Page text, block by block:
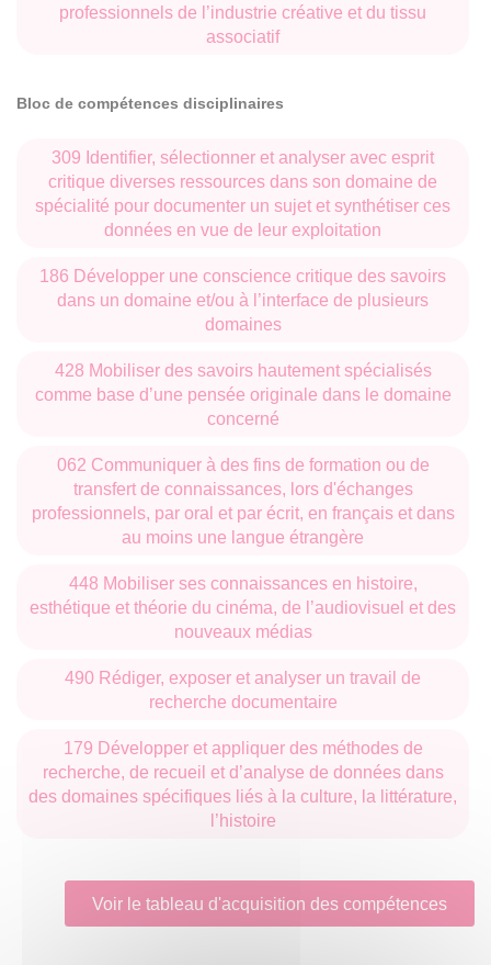
Université de Palerme, pour l’école doctorale et le
Université de Naples l’Orientale, centro studi
postcoloniali e di genere
coloniale
Faculté d’Humanités et de Sciences de l’éducation
Université de la Plata (Argentine) – pour leur offre de
formation en Études latino-américaines, Séminaire
Littérature et Mémoire. Collaboration avec le master
Histoire et mémoire
Université de Buenos Aires, pour les études sur le
Portugais:
(Porto Alegre, Brésil) : projet de recherche commun sur
l'hypercontemporain dans la littérature en langue
Universidade Nova de Lisboa (Portugal) : projet de
recherche commun sur l'hypercontemporain- pour la
partie concernant l'Afrique Lusophone
professionnels de l’industrie créative et du tissu
associatif
Bloc de compétences disciplinaires
309 Identifier, sélectionner et analyser avec esprit
critique diverses ressources dans son domaine de
spécialité pour documenter un sujet et synthétiser ces
données en vue de leur exploitation
186 Développer une conscience critique des savoirs
dans un domaine et/ou à l’interface de plusieurs
domaines
428 Mobiliser des savoirs hautement spécialisés
comme base d’une pensée originale dans le domaine
concerné
062 Communiquer à des fins de formation ou de
transfert de connaissances, lors d'échanges
professionnels, par oral et par écrit, en français et dans
au moins une langue étrangère
448 Mobiliser ses connaissances en histoire,
esthétique et théorie du cinéma, de l’audiovisuel et des
nouveaux médias
490 Rédiger, exposer et analyser un travail de
recherche documentaire
179 Développer et appliquer des méthodes de
recherche, de recueil et d’analyse de données dans
des domaines spécifiques liés à la culture, la littérature,
l’histoire
Voir le tableau d'acquisition des compétences